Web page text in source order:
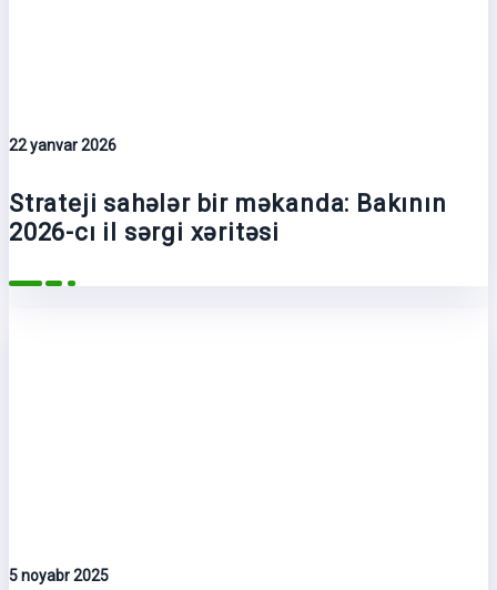
22 yanvar 2026
Strateji sahələr bir məkanda: Bakının
2026-cı il sərgi xəritəsi
5 noyabr 2025